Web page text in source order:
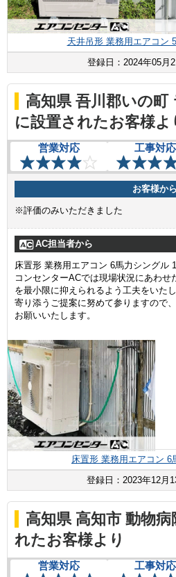
天井吊形 業務用エアコン
登録日：2024年05月
高知県 吾川郡いの町
に設置されたお客様よ
営業対応 工事対応
お客様から
※評価のみいただきました
AC担当者から
床置形 業務用エアコン 6馬力シングル
コンセンターACでは現場状況にあわせ
を最小限に抑えられるよう工夫をいた
寄り添うご提案に努めて参りますので
お願いいたします。
床置形 業務用エアコン 6
登録日：2023年12月
高知県 高知市 動物
れたお客様より
営業対応 工事対応